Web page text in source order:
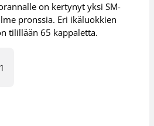
on kertynyt yksi SM-
pronssia. Eri ikäluokkien
tilillään 65 kappaletta.